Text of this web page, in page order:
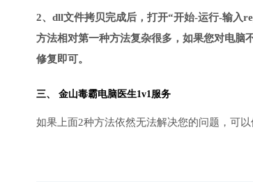
2、dll文件拷贝完成后，打开“开始-运行-输入
方法相对第一种方法复杂很多，如果您对电脑
修复即可。
三、 金山毒霸电脑医生1v1服务
如果上面2种方法依然无法解决您的问题，可